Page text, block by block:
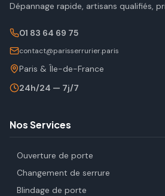
Dépannage rapide, artisans qualifiés,
01 83 64 69 75
contact@parisserrurier.paris
Paris & Île-de-France
24h/24 — 7j/7
Nos Services
Ouverture de porte
Changement de serrure
Blindage de porte